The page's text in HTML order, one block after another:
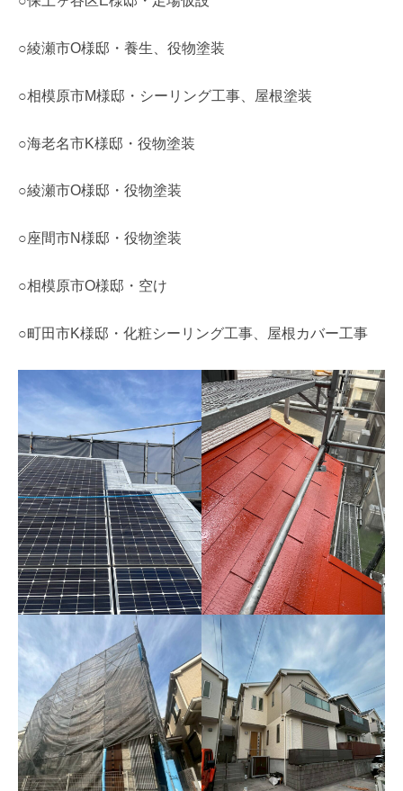
○綾瀬市O様邸・養生、役物塗装
○相模原市M様邸・シーリング工事、屋根塗装
○海老名市K様邸・役物塗装
○綾瀬市O様邸・役物塗装
○座間市N様邸・役物塗装
○相模原市O様邸・空け
○町田市K様邸・化粧シーリング工事、屋根カバー工事